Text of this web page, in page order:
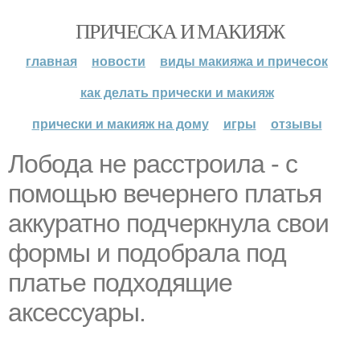
ПРИЧЕСКА И МАКИЯЖ
главная новости
виды макияжа и причесок
как делать прически и макияж
прически и макияж на дому
игры отзывы
Лобода не расстроила - с
помощью вечернего платья
аккуратно подчеркнула свои
формы и подобрала под
платье подходящие
аксессуары.